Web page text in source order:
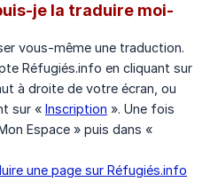
je la traduire moi-
vous-même une traduction.
Réfugiés.info en cliquant sur
à droite de votre écran, ou
sur « Inscription ». Une fois
Espace » puis dans «
une page sur Réfugiés.info